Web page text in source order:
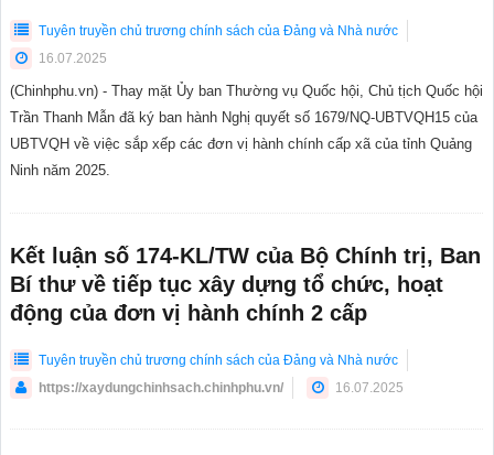
Tuyên truyền chủ trương chính sách của Đảng và Nhà nước
16.07.2025
(Chinhphu.vn) - Thay mặt Ủy ban Thường vụ Quốc hội, Chủ tịch Quốc hội
Trần Thanh Mẫn đã ký ban hành Nghị quyết số 1679/NQ-UBTVQH15 của
UBTVQH về việc sắp xếp các đơn vị hành chính cấp xã của tỉnh Quảng
Ninh năm 2025.
Kết luận số 174-KL/TW của Bộ Chính trị, Ban
Bí thư về tiếp tục xây dựng tổ chức, hoạt
động của đơn vị hành chính 2 cấp
Tuyên truyền chủ trương chính sách của Đảng và Nhà nước
https://xaydungchinhsach.chinhphu.vn/
16.07.2025